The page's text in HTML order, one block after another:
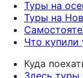
Туры на
Туры на
Что купили
Куда